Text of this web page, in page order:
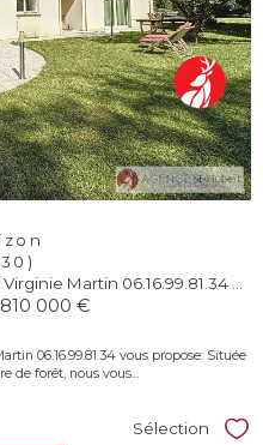
Martin 06.16.99.81.34 ...
810 000 €
06.16.99.81.34 vous propose: Située
de forêt, nous vous...
Sélection